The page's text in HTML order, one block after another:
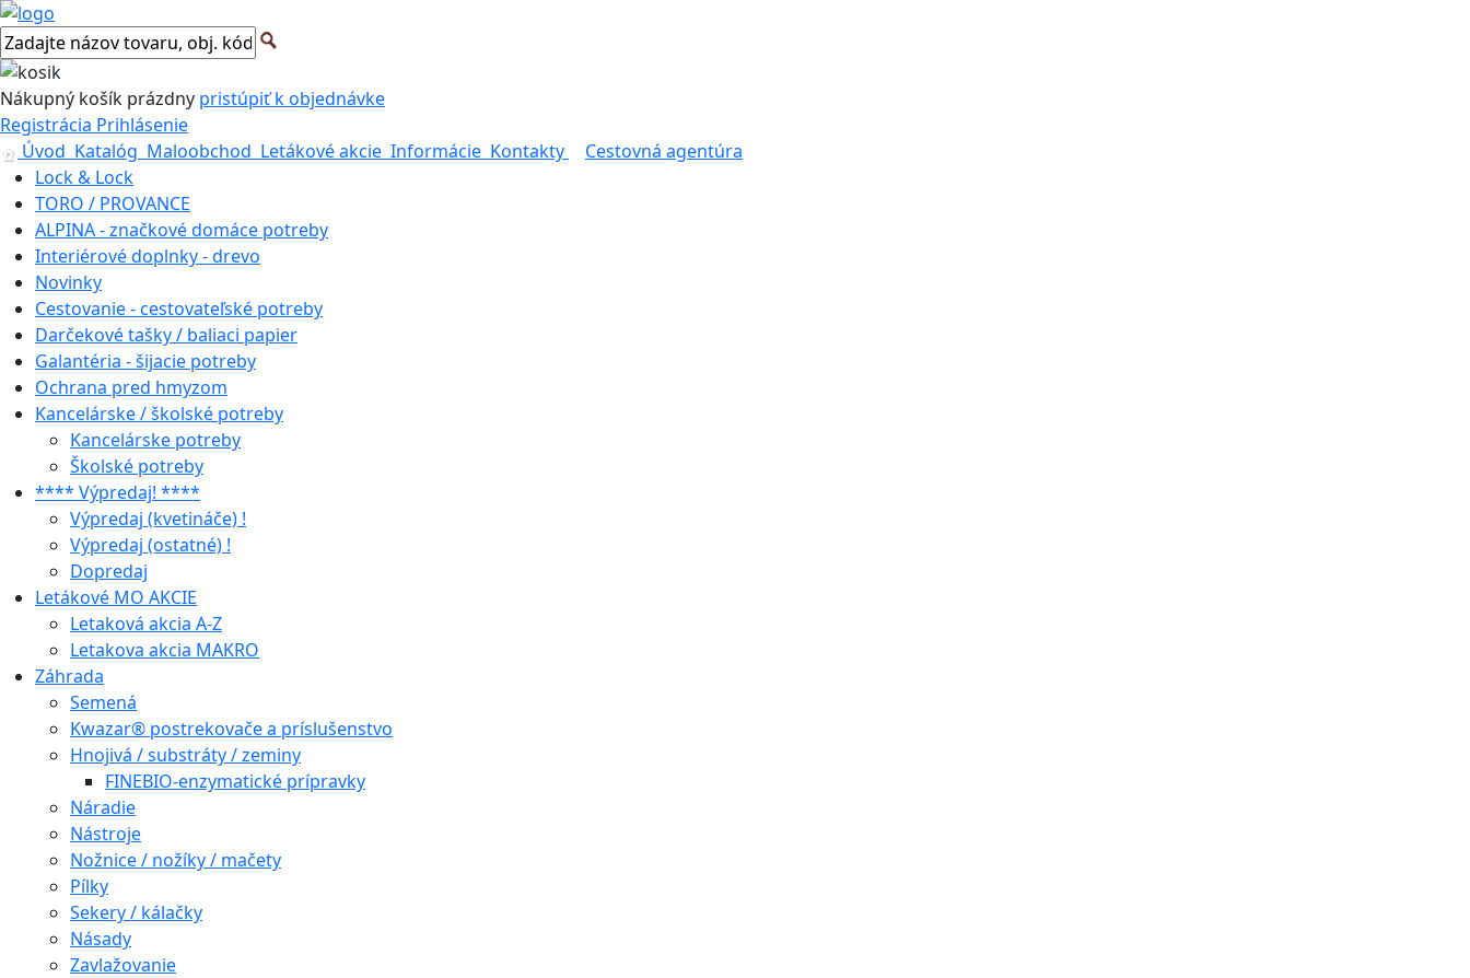
Nákupný košík prázdny pristúpiť k objednávke
Registrácia Prihlásenie
Úvod Katalóg Maloobchod Letákové akcie Informácie Kontakty
Cestovná agentúra
Lock & Lock
TORO / PROVANCE
ALPINA - značkové domáce potreby
Interiérové doplnky - drevo
Novinky
Cestovanie - cestovateľské potreby
Darčekové tašky / baliaci papier
Galantéria - šijacie potreby
Ochrana pred hmyzom
Kancelárske / školské potreby
Kancelárske potreby
Školské potreby
**** Výpredaj! ****
Výpredaj (kvetináče) !
Výpredaj (ostatné) !
Dopredaj
Letákové MO AKCIE
Letaková akcia A-Z
Letakova akcia MAKRO
Záhrada
Semená
Kwazar® postrekovače a príslušenstvo
Hnojivá / substráty / zeminy
FINEBIO-enzymatické prípravky
Náradie
Nástroje
Nožnice / nožíky / mačety
Pílky
Sekery / kálačky
Násady
Zavlažovanie